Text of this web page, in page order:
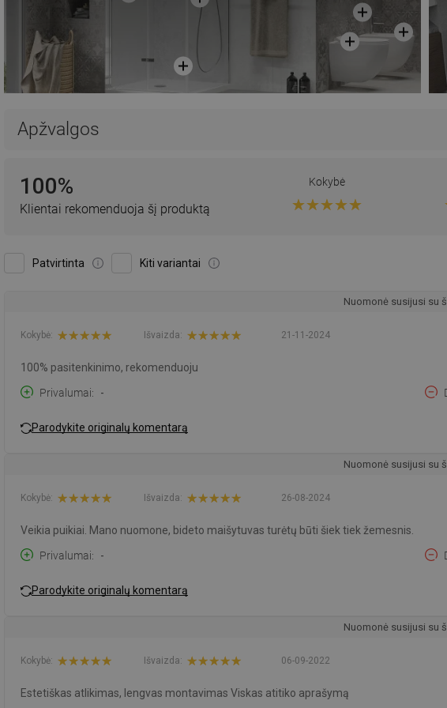
Apžvalgos
100%
Klientai rekomenduoja šį produktą
Kokybė
Patvirtinta Kiti variantai
Nuomonė susijusi su
21-11-2024
Kokybė: Išvaizda:
100% pasitenkinimo, rekomenduoju
Privalumai
-
Parodykite originalų komentarą
Nuomonė susijusi su
26-08-2024
Kokybė: Išvaizda:
Veikia puikiai. Mano nuomone, bideto maišytuvas turėtų būti šiek tiek žemesnis.
Privalumai
-
Parodykite originalų komentarą
Nuomonė susijusi su
06-09-2022
Kokybė: Išvaizda:
Estetiškas atlikimas, lengvas montavimas Viskas atitiko aprašymą